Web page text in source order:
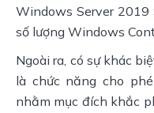
Windows Server 2019
số lượng Windows
Ngoài ra, có sự khác
là chức năng cho
nhằm mục đích khắc